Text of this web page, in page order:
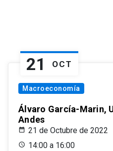
21 OCT
Macroeconomía
Álvaro García-Marin,
Andes
21 de Octubre de 2022
14:00 a 16:00